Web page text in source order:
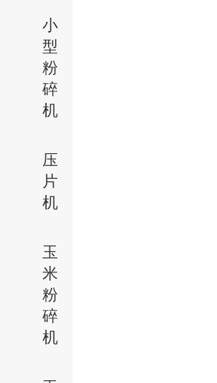
小
型
粉
碎
机
压
片
机
玉
米
粉
碎
机